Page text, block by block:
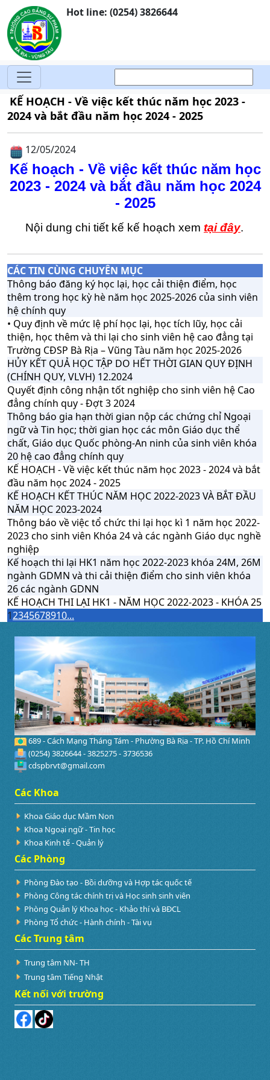
Hot line: (0254) 3826644
KẾ HOẠCH - Về việc kết thúc năm học 2023 -
2024 và bắt đầu năm học 2024 - 2025
12/05/2024
Kế hoạch - Về việc kết thúc năm học
2023 - 2024 và bắt đầu năm học 2024
- 2025
Nội dung chi tiết kế kế hoạch xem tại đây.
CÁC TIN CÙNG CHUYÊN MỤC
Thông báo đăng ký học lại, học cải thiện điểm, học
thêm trong học kỳ hè năm học 2025-2026 của sinh viên
hệ chính quy
• Quy định về mức lệ phí học lại, học tích lũy, học cải
thiện, học thêm và thi lại cho sinh viên hệ cao đẳng tại
Trường CĐSP Bà Rịa – Vũng Tàu năm học 2025-2026
HỦY KẾT QUẢ HỌC TẬP DO HẾT THỜI GIAN QUY ĐỊNH
(CHÍNH QUY, VLVH) 12.2024
Quyết định công nhận tốt nghiệp cho sinh viên hệ Cao
đẳng chính quy - Đợt 3 2024
Thông báo gia hạn thời gian nộp các chứng chỉ Ngoại
ngữ và Tin học; thời gian học các môn Giáo dục thể
chất, Giáo dục Quốc phòng-An ninh của sinh viên khóa
20 hệ cao đẳng chính quy
KẾ HOẠCH - Về việc kết thúc năm học 2023 - 2024 và bắt
đầu năm học 2024 - 2025
KẾ HOẠCH KẾT THÚC NĂM HỌC 2022-2023 VÀ BẮT ĐẦU
NĂM HỌC 2023-2024
Thông báo về việc tổ chức thi lại học kì 1 năm học 2022-
2023 cho sinh viên Khóa 24 và các ngành Giáo dục nghề
nghiệp
Kế hoạch thi lại HK1 năm học 2022-2023 khóa 24M, 26M
ngành GDMN và thi cải thiện điểm cho sinh viên khóa
26 các ngành GDNN
KẾ HOẠCH THI LẠI HK1 - NĂM HỌC 2022-2023 - KHÓA 25
12345678910...
689 - Cách Mạng Tháng Tám - Phường Bà Rịa - TP. Hồ Chí Minh
(0254) 3826644 - 3825275 - 3736536
cdspbrvt@gmail.com
Các Khoa
Khoa Giáo dục Mầm Non
Khoa Ngoại ngữ - Tin học
Khoa Kinh tế - Quản lý
Các Phòng
Phòng Đào tạo - Bồi dưỡng và Hợp tác quốc tế
Phòng Công tác chính trị và Học sinh sinh viên
Phòng Quản lý Khoa học - Khảo thí và BĐCL
Phòng Tổ chức - Hành chính - Tài vụ
Các Trung tâm
Trung tâm NN- TH
Trung tâm Tiếng Nhật
Kết nối với trường